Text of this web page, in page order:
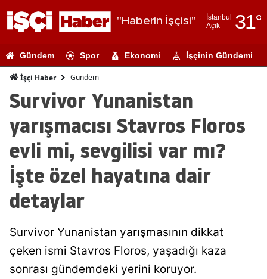
"Haberin İşçisi"
İstanbul
Açık
31°
Adıyaman
Amasya
Ankara
Aydın
Balıkesir
Gündem Spor Ekonomi İşçinin Gündemi
İşçi Haber Gündem
Survivor Yunanistan
yarışmacısı Stavros Floros
evli mi, sevgilisi var mı?
İşte özel hayatına dair
detaylar
Survivor Yunanistan yarışmasının dikkat
çeken ismi Stavros Floros, yaşadığı kaza
sonrası gündemdeki yerini koruyor.